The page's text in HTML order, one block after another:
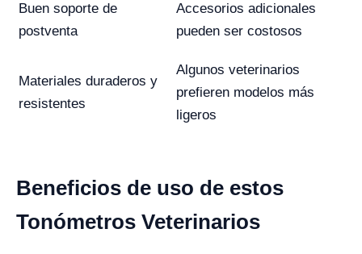
Buen soporte de
postventa
Accesorios adicionales
pueden ser costosos
Materiales duraderos y
resistentes
Algunos veterinarios
prefieren modelos más
ligeros
Beneficios de uso de estos
Tonómetros Veterinarios